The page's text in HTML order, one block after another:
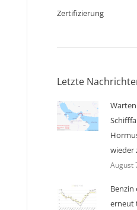
Zertifizierung
Letzte
wieder
August
Benzin
erneut